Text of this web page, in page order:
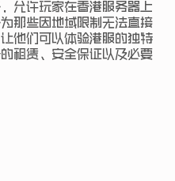
允许玩家在香港服务器上
那些因地域限制无法直接
他们可以体验港服的独特
租赁、安全保证以及必要